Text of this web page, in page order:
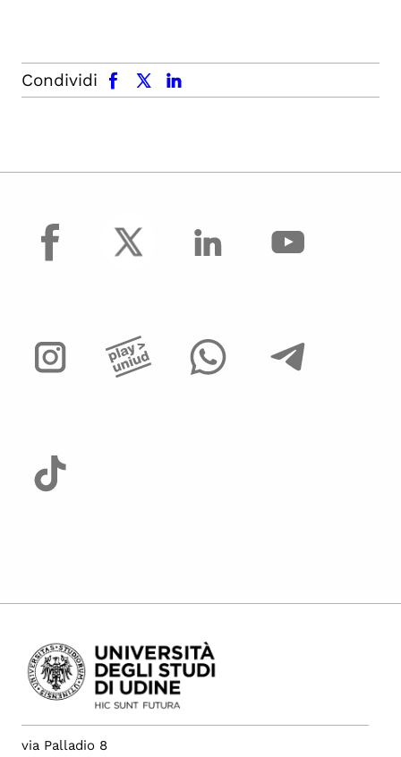
Condividi
facebook x.com linkedin
facebook
via Palladio 8